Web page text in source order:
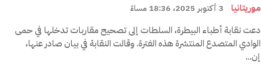
موريتانيا 3 أكتوبر 2025، 18:36 مساءً
دعت نقابة أطباء البيطرة، السلطات إلى تصحيح مقاربات تدخلها في حمى
الوادي المتصدع المنتشرة هذه الفترة. وقالت النقابة في بيان صادر عنها،
إن...